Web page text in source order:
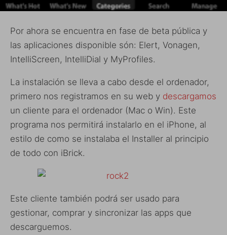
Por ahora se encuentra en fase de beta pública y
las aplicaciones disponible són: Elert, Vonagen,
IntelliScreen, IntelliDial y MyProfiles.
La instalación se lleva a cabo desde el ordenador,
primero nos registramos en su web y descargamos
un cliente para el ordenador (Mac o Win). Este
programa nos permitirá instalarlo en el iPhone, al
estilo de como se instalaba el Installer al principio
de todo con iBrick.
Este cliente también podrá ser usado para
gestionar, comprar y sincronizar las apps que
descarguemos.